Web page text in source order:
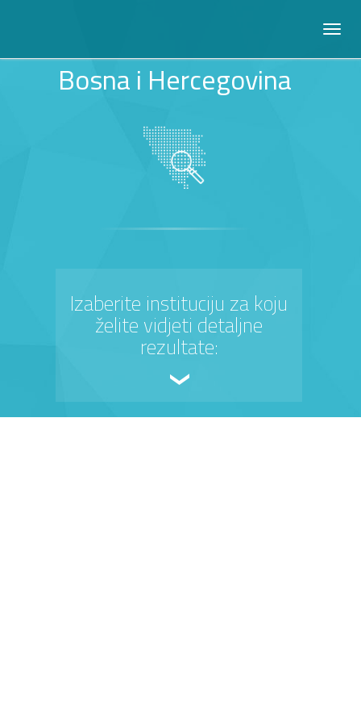
Bosna i Hercegovina
Izaberite instituciju za koju
želite vidjeti detaljne
rezultate: